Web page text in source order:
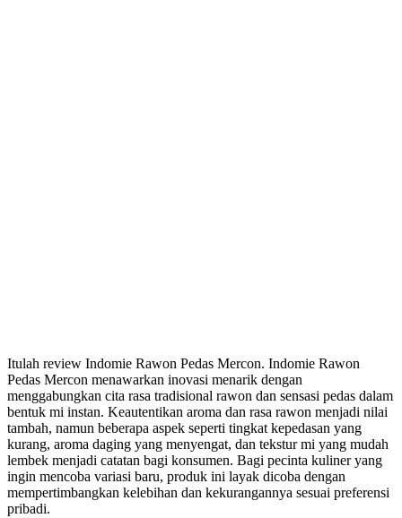
Itulah review Indomie Rawon Pedas Mercon. Indomie Rawon
Pedas Mercon menawarkan inovasi menarik dengan
menggabungkan cita rasa tradisional rawon dan sensasi pedas dalam
bentuk mi instan. Keautentikan aroma dan rasa rawon menjadi nilai
tambah, namun beberapa aspek seperti tingkat kepedasan yang
kurang, aroma daging yang menyengat, dan tekstur mi yang mudah
lembek menjadi catatan bagi konsumen. Bagi pecinta kuliner yang
ingin mencoba variasi baru, produk ini layak dicoba dengan
mempertimbangkan kelebihan dan kekurangannya sesuai preferensi
pribadi.